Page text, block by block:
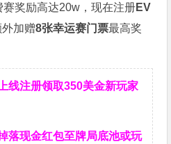
赛奖励高达20w，现在注册EV
外加赠8张幸运赛门票最高奖
线注册领取350美金新玩家
落现金红包至牌局底池或玩